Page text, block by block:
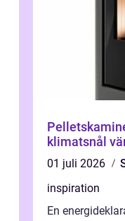
Pelletskaminer smart, trygg
klimatsnål
01 juli 2026
inspiration
En